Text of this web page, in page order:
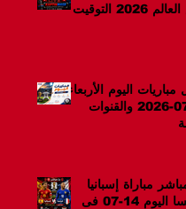
كأس العالم 2026 التوقيت
اليوم الأربعاء
15-07-2026 والقنوات
مباراة إسبانيا
وفرنسا اليوم 14-07 فى